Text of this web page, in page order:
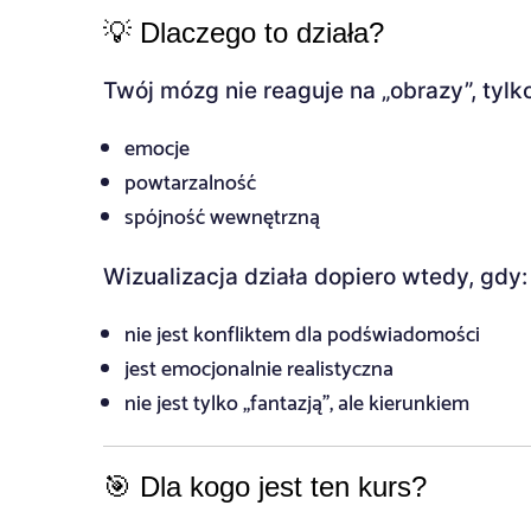
💡 Dlaczego to działa?
Twój mózg nie reaguje na „obrazy”,
emocje
powtarzalność
spójność wewnętrzną
Wizualizacja działa dopiero wtedy, gdy:
nie jest konfliktem dla podświadomości
jest emocjonalnie realistyczna
nie jest tylko „fantazją”, ale kierunkiem
🎯 Dla kogo jest ten kurs?